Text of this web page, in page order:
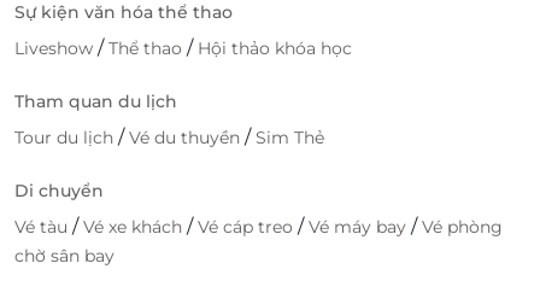
“chọn đúng – đặt nhanh – tiết kiệm” mà còn mở ra
kho tàng trải nghiệm đáng nhớ khắp Việt Nam. Dù
muốn tìm điểm nghỉ dưỡng cuối tuần, LifeLink luôn
códeal phù hợp và thật sự đáng giá
Đừng bỏ lỡ cơ hội trải nghiệm Mộc Châu tuyệt đẹp
với
voucher giảm giáhấp dẫn tại Bazan Homestay!
Đặt dịch vụ tiện lợi
Sự kiện văn hóa thể thao
Liveshow /Thể thao / Hội thảo khóa học
Tham quan du lịch
Tour du lịch /Vé du thuyền /Sim Thẻ
Di chuyển
Vé tàu /Vé xe khách /Vé cáp treo /Vé máy bay /Vé phòng
chờ sân bay